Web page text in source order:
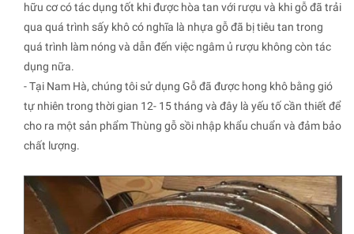
hữu cơ có tác dụng tốt khi được hòa tan với rượu và khi gỗ đã trải
qua quá trình sấy khô có nghĩa là nhựa gỗ đã bị tiêu tan trong
quá trình làm nóng và dẫn đến việc ngâm ủ rượu không còn tác
dụng nữa.
- Tại Nam Hà, chúng tôi sử dụng Gỗ đã được hong khô bằng gió
tự nhiên trong thời gian 12- 15 tháng và đây là yếu tố cần thiết để
cho ra một sản phẩm Thùng gỗ sồi nhập khẩu chuẩn và đảm bảo
chất lượng.